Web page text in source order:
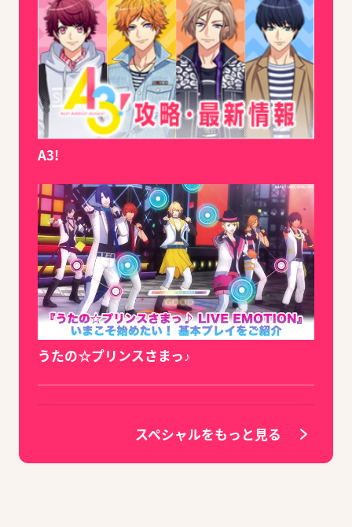
A3!
うたの☆プリンスさまっ♪
スペシャルをもっと見る